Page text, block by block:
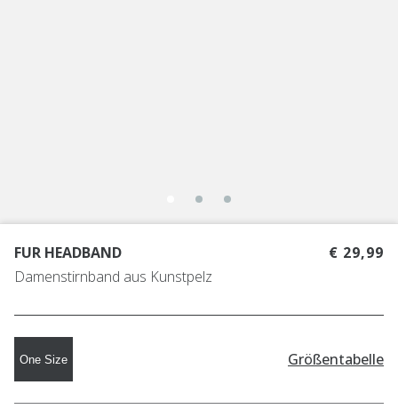
FUR HEADBAND
Damenstirnband aus Kunstpelz
€ 29,99
One Size Größentabelle